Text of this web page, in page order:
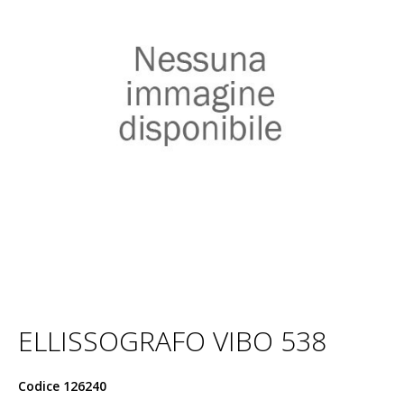
ELLISSOGRAFO VIBO 538
Codice 126240